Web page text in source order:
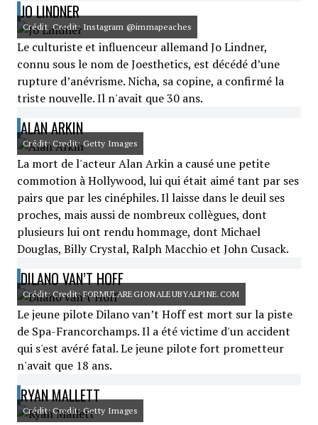
JO LINDNER
Crédit: Credit: Instagram @immapeaches
Le culturiste et influenceur allemand Jo Lindner,
connu sous le nom de Joesthetics, est décédé d’une
rupture d’anévrisme. Nicha, sa copine, a confirmé la
triste nouvelle. Il n'avait que 30 ans.
ALAN ARKIN
Crédit: Credit: Getty Images
La mort de l'acteur Alan Arkin a causé une petite
commotion à Hollywood, lui qui était aimé tant par ses
pairs que par les cinéphiles. Il laisse dans le deuil ses
proches, mais aussi de nombreux collègues, dont
plusieurs lui ont rendu hommage, dont Michael
Douglas, Billy Crystal, Ralph Macchio et John Cusack.
DILANO VAN’T HOFF
Crédit: Credit: FORMULAREGIONALEUBYALPINE.COM
Le jeune pilote Dilano van’t Hoff est mort sur la piste
de Spa-Francorchamps. Il a été victime d'un accident
qui s'est avéré fatal. Le jeune pilote fort prometteur
n'avait que 18 ans.
RYAN MALLETT
Crédit: Credit: Getty Images